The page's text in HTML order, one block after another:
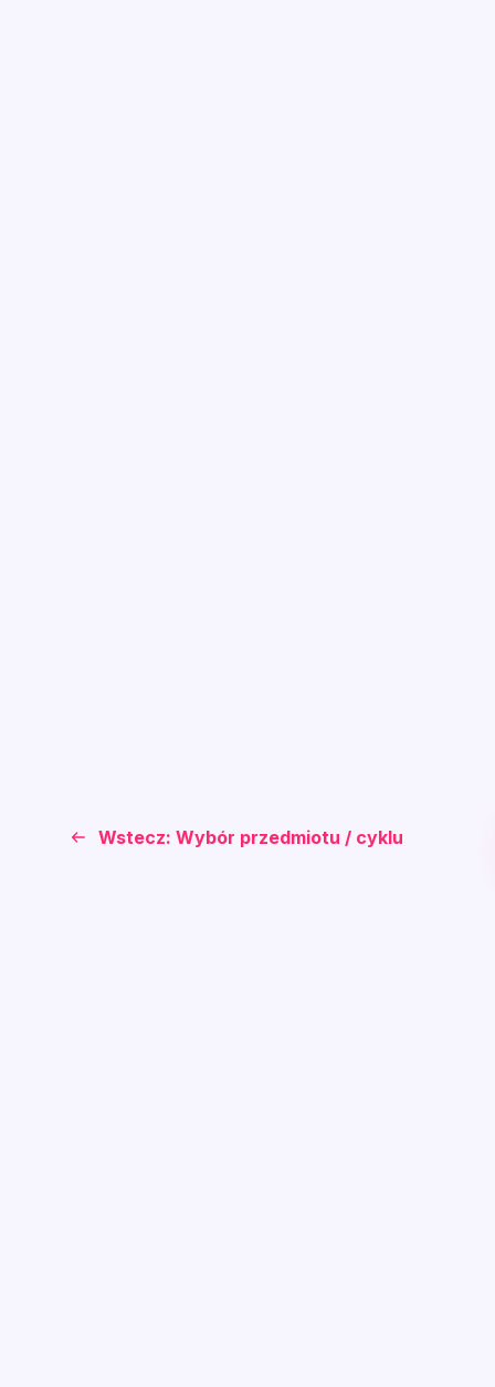
Wstecz: Wybór przedmiotu / cyklu